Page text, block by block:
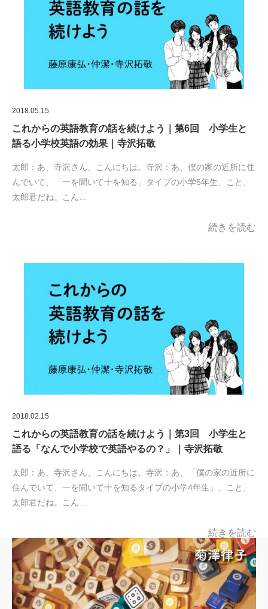
2018.05.15
これからの英語教育の話を続けよう｜第6回 小学生と
語る小学校英語の効果｜寺沢拓敬
太郎：あ、寺沢さん、こんにちは。寺沢：あ、僕の家の近所に住
んでいて、「一を聞いて十を知る」タイプの小学5年生、こと、
太郎君だね。こん…
続きを読む
2018.02.15
これからの英語教育の話を続けよう｜第3回 小学生と
語る「なんで小学校で英語やるの？」｜寺沢拓敬
太郎：あ、寺沢さん、こんにちは。寺沢：あ、「僕の家の近所に
住んでいて、一を聞いて十を知るタイプの小学4年生」、こと、
太郎君だね。こん…
続きを読む